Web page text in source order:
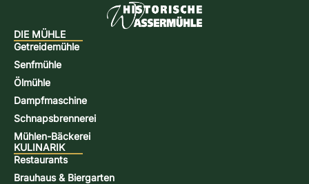
DIE MÜHLE
Getreidemühle
Senfmühle
Ölmühle
Dampfmaschine
Schnapsbrennerei
Mühlen-Bäckerei
KULINARIK
Restaurants
Brauhaus & Biergarten